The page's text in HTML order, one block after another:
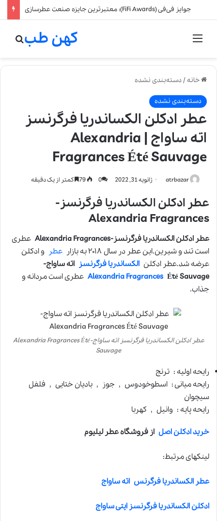
جوایز فی‌فی (FiFi Awards): معتبرترین جایزه صنعت عطرسازی
منو کهن طب
خانه/دسته‌بندی نشده
دسته‌بندی نشده
عطر ادکلن الکساندریا فرگرنسز
اته ساواج | Alexandria
Fragrances Été Sauvage
atrbazar ژانویه 31, 2022 0 کمتر از یک دقیقه
عطر ادکلن الکساندریا فرگرنسز-
Alexandria Fragrances
عطر ادکلن الکساندریا فرگرنسز-Alexandria Fragrances
عطری
است تند و شیرین.این عطر در سال ۲۰۱۸ به بازار
عطر و ادکلن
عرضه شد.عطر ادکلن الکساندریا فرگرنسز اته ساواج-
Alexandria Fragrances Été Sauvage
عطری است مردانه و
جذاب.
عطر ادکلن الکساندریا فرگرنسز اته ساواج-Alexandria Fragrances Été
Sauvage
رایحه اولیه : ترنج
رایحه میانی : اسطوخودوس , جوز , بادیان ختایی , فلفل
سیچوان
رایحه پایه : وانیل , کهربا
خرید ادکلن اصل از فروشگاه عطر لیلیوم
لینکهای مرتبط:
عطر الکساندریا فرگرنس اته ساواج
ادکلن الکساندریا فرگرنسز ایتی ساواج